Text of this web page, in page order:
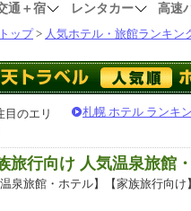
通＋宿 レンタカー 高速
ップ> 人気ホテル・旅館ランキン
目のエリ
札幌 ホテル ランキ
旅行向け 人気温泉旅館
温泉旅館・ホテル】【家族旅行向け